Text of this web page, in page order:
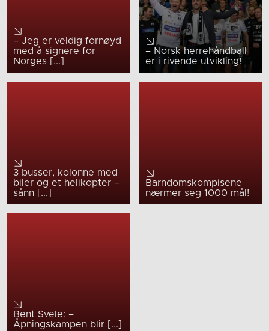
– Jeg er veldig fornøyd
med å signere for
Norges [...]
– Norsk herrehåndball
er i rivende utvikling!
3 busser, kolonne med
biler og et helikopter –
sånn [...]
Barndomskompisene
nærmer seg 1000 mål!
Bent Svele: –
Åpningskampen blir [...]